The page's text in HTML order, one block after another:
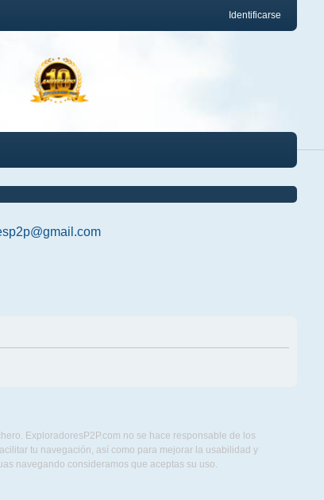
Identificarse
ExploradoresP2P.com no se hace responsable de los
tu navegación, así como para mejorar la usabilidad y
navegando consideramos que aceptas su uso.